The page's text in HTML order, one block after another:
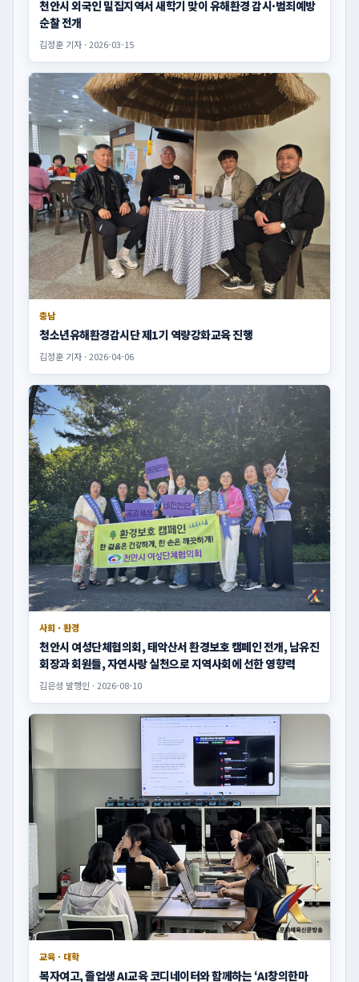
천안시 외국인 밀집지역서 새학기 맞이 유해환경 감시·범죄예방
순찰 전개
김정훈 기자 · 2026-03-15
충남
청소년유해환경감시단 제1기 역량강화교육 진행
김정훈 기자 · 2026-04-06
사회 · 환경
천안시 여성단체협의회, 태악산서 환경보호 캠페인 전개, 남유진
회장과 회원들, 자연사랑 실천으로 지역사회에 선한 영향력
김은성 발행인 · 2026-08-10
교육 · 대학
복자여고, 졸업생 AI교육 코디네이터와 함께하는 ‘AI창의한마